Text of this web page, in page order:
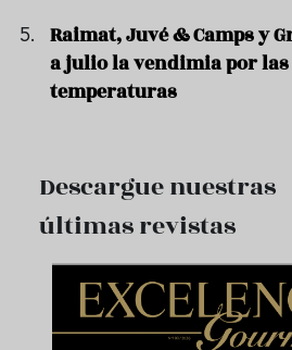
Raimat, Juvé & Camps y
a julio la vendimia por
temperaturas
Descargue nuestras
últimas revistas